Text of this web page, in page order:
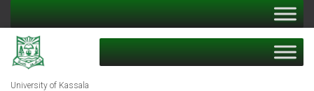
University of Kassala